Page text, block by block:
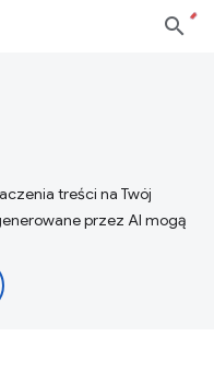
treści na Twój
przez AI mogą